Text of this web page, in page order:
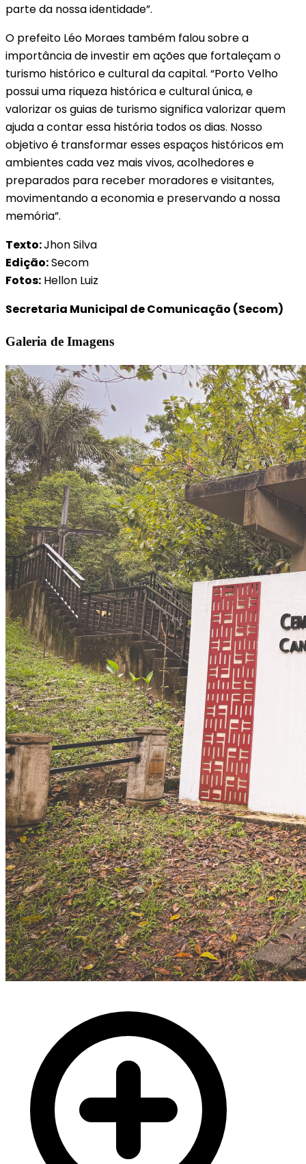
parte da nossa identidade”.
O prefeito Léo Moraes também falou sobre a
importância de investir em ações que fortaleçam o
turismo histórico e cultural da capital. “Porto Velho
possui uma riqueza histórica e cultural única, e
valorizar os guias de turismo significa valorizar quem
ajuda a contar essa história todos os dias. Nosso
objetivo é transformar esses espaços históricos em
ambientes cada vez mais vivos, acolhedores e
preparados para receber moradores e visitantes,
movimentando a economia e preservando a nossa
memória”.
Texto:Jhon Silva
Edição:Secom
Fotos: Hellon Luiz
Secretaria Municipal de Comunicação (Secom)
Galeria de Imagens